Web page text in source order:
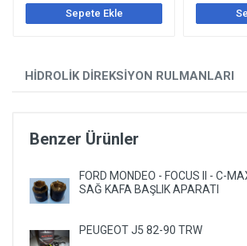
HİDROLİK DİREKSİYON RULMANLARI
Benzer Ürünler
FORD MONDEO - FOCUS II - C-
SAĞ KAFA BAŞLIK APARATI
PEUGEOT J5 82-90 TRW
Sepete Ekle